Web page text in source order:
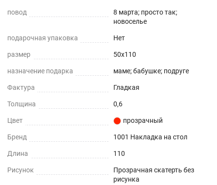
Клеенка на стол на кухню имеет стопроцентную
прозрачность, что подчеркнет красоту вашего
стола, она не скользит , обладает высокой
прочностью, не деформируется от горячей
свойства и стойкость к жировым загрязнениям
долгие годы (срок использования более 5 лет),
8 неоспоримых преимуществ современного пвх
материала.
Прочность - защищает любую поверхность от
царапин и потертостей.
Влагоотталкивающая поверхность - не
повод
8 марта; просто так;
новоселье
подарочная упаковка Нет
размер 50x110
назначение подарка маме; бабушке; подруге
Фактура Гладкая
Толщина 0,6
Цвет прозрачный
Бренд 1001 Накладка на стол
Длина 110
Рисунок
Прозрачная скатерть без
рисунка